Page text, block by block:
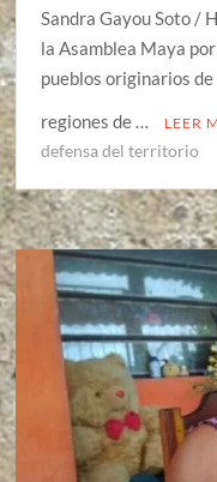
Sandra Gayou Soto /
la Asamblea Maya
pueblos originarios
regiones de …
LEER
defensa del territorio